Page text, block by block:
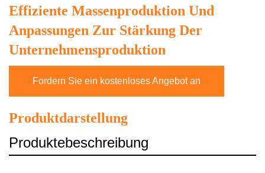
Effiziente Massenproduktion Und
Anpassungen Zur Stärkung Der
Unternehmensproduktion
Fordern Sie ein kostenloses Angebot an
Produktdarstellung
Produktebeschreibung